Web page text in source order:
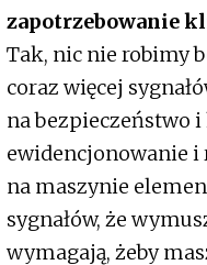
zapotrzebowanie
Tak, nic nie robimy
coraz więcej
na bezpieczeństwo
ewidencjonowanie
na maszynie
sygnałów, że
wymagają, żeby